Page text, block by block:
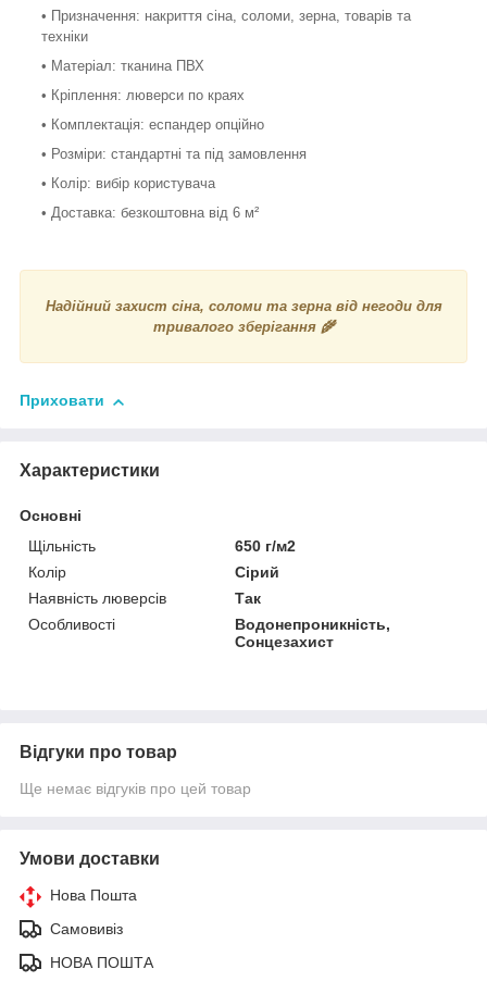
• Призначення: накриття сіна, соломи, зерна, товарів та
техніки
• Матеріал: тканина ПВХ
• Кріплення: люверси по краях
• Комплектація: еспандер опційно
• Розміри: стандартні та під замовлення
• Колір: вибір користувача
• Доставка: безкоштовна від 6 м²
Надійний захист сіна, соломи та зерна від негоди для
тривалого зберігання 🌾
Приховати
Характеристики
Основні
Щільність
650 г/м2
Колір
Сірий
Наявність люверсів
Так
Особливості
Водонепроникність,
Сонцезахист
Відгуки про товар
Ще немає відгуків про цей товар
Умови доставки
Нова Пошта
Самовивіз
НОВА ПОШТА